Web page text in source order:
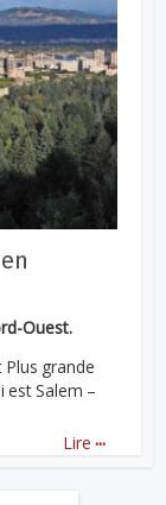
Ouest.
Plus grande
est Salem –
Lire ...